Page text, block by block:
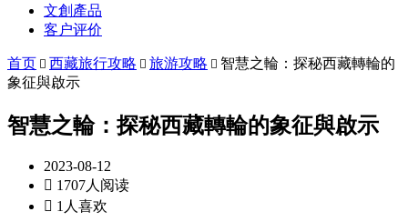
文創產品
客户评价
首页  西藏旅行攻略  旅游攻略  智慧之輪：探秘西藏轉輪的
象征與啟示
智慧之輪：探秘西藏轉輪的象征與啟示
2023-08-12
 1707人阅读
 1人喜欢